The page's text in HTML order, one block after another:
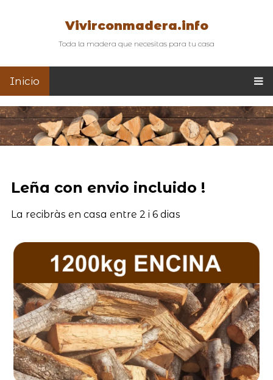
Vivirconmadera.info
Toda la madera que necesitas para tu casa
Inicio
Leña con envio incluido !
La recibràs en casa entre 2 i 6 dias